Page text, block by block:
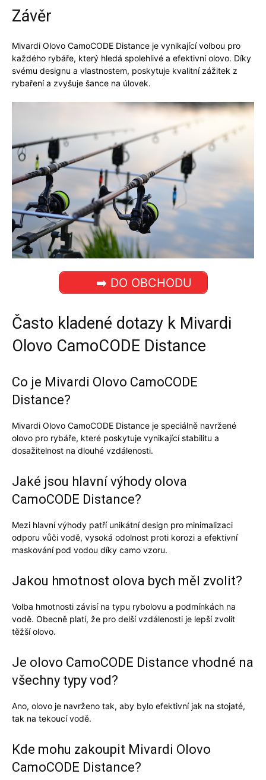
Závěr
Mivardi Olovo CamoCODE Distance je vynikající volbou pro
každého rybáře, který hledá spolehlivé a efektivní olovo. Díky
svému designu a vlastnostem, poskytuje kvalitní zážitek z
rybaření a zvyšuje šance na úlovek.
➡️ DO OBCHODU
Často kladené dotazy k Mivardi
Olovo CamoCODE Distance
Co je Mivardi Olovo CamoCODE
Distance?
Mivardi Olovo CamoCODE Distance je speciálně navržené
olovo pro rybáře, které poskytuje vynikající stabilitu a
dosažitelnost na dlouhé vzdálenosti.
Jaké jsou hlavní výhody olova
CamoCODE Distance?
Mezi hlavní výhody patří unikátní design pro minimalizaci
odporu vůči vodě, vysoká odolnost proti korozi a efektivní
maskování pod vodou díky camo vzoru.
Jakou hmotnost olova bych měl zvolit?
Volba hmotnosti závisí na typu rybolovu a podmínkách na
vodě. Obecně platí, že pro delší vzdálenosti je lepší zvolit
těžší olovo.
Je olovo CamoCODE Distance vhodné na
všechny typy vod?
Ano, olovo je navrženo tak, aby bylo efektivní jak na stojaté,
tak na tekoucí vodě.
Kde mohu zakoupit Mivardi Olovo
CamoCODE Distance?